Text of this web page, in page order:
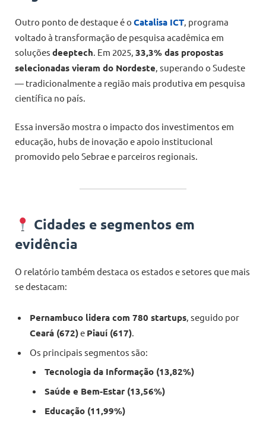
Outro ponto de destaque é o Catalisa ICT, programa
voltado à transformação de pesquisa acadêmica em
soluções deeptech. Em 2025, 33,3% das propostas
selecionadas vieram do Nordeste, superando o Sudeste
— tradicionalmente a região mais produtiva em pesquisa
científica no país.
Essa inversão mostra o impacto dos investimentos em
educação, hubs de inovação e apoio institucional
promovido pelo Sebrae e parceiros regionais.
Cidades e segmentos em
evidência
O relatório também destaca os estados e setores que mais
se destacam:
Pernambuco lidera com 780 startups, seguido por
Ceará (672)e Piauí (617).
Os principais segmentos são:
Tecnologia da Informação (13,82%)
Saúde e Bem-Estar (13,56%)
Educação (11,99%)